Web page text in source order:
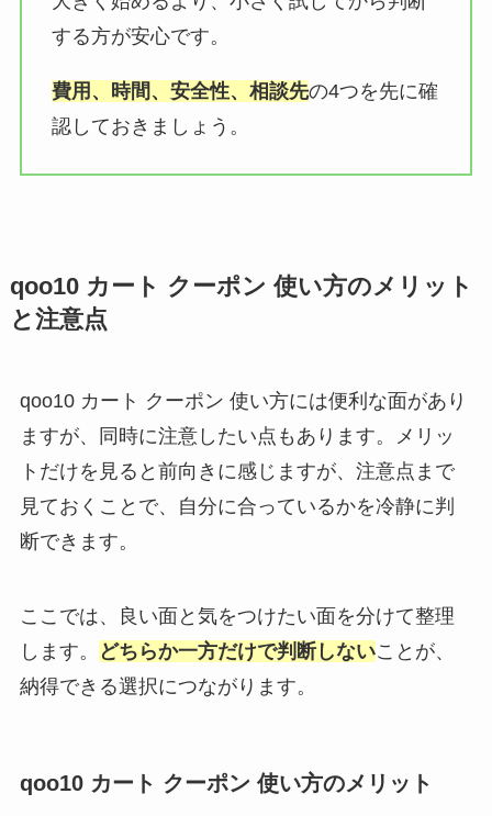
する方が安心です。
費用、時間、安全性、相談先の4つを先に確
認しておきましょう。
qoo10 カート クーポン 使い方のメリット
と注意点
qoo10 カート クーポン 使い方には便利な面があり
ますが、同時に注意したい点もあります。メリッ
トだけを見ると前向きに感じますが、注意点まで
見ておくことで、自分に合っているかを冷静に判
断できます。
ここでは、良い面と気をつけたい面を分けて整理
します。
どちらか一方だけで判断しないことが、
納得できる選択につながります。
qoo10 カート クーポン 使い方のメリット